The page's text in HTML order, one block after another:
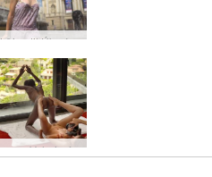
til Úkraínu
Alya og Valerie á bak við tjöldin